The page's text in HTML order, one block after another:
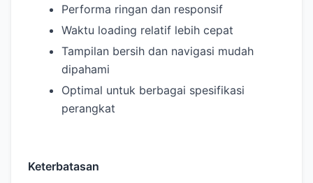
Performa ringan dan responsif
Waktu loading relatif lebih cepat
Tampilan bersih dan navigasi mudah
dipahami
Optimal untuk berbagai spesifikasi
perangkat
Keterbatasan